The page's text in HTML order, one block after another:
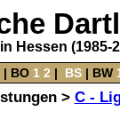
Hessen (1985-
| BO‌ 1 2 | BS| BW‌
> C -